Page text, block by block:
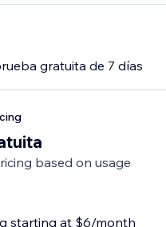
gratuita de 7 días
based on usage
starting at $6/month